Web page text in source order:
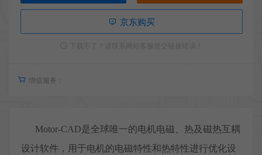
京东购买
增值服务：
Motor-CAD是全球唯一的电机电磁、热及磁热互耦
设计软件，用于电机的电磁特性和热特性进行优化设